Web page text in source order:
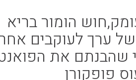
הומור בריא
של ערך לעוקבים
שהבנתם את
פופקורן